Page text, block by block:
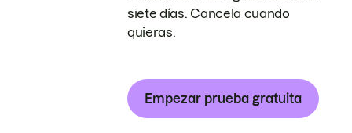
siete días. Cancela cuando
quieras.
Empezar prueba gratuita